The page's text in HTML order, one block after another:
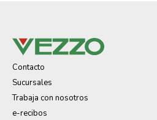
Contacto
Sucursales
Trabaja con nosotros
e-recibos